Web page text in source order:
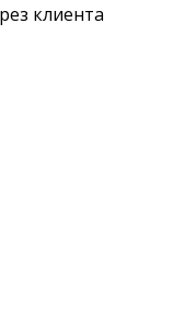
клиента